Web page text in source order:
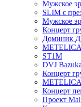
Мужское
SLIM с
Мужское
Концерт
Доминик
ST1M
DVJ Bazuka
Концерт
Концерт
Проект